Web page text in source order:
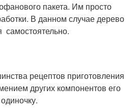
пакета. Им просто
В данном случае дерево
самостоятельно.
рецептов приготовления
других компонентов его